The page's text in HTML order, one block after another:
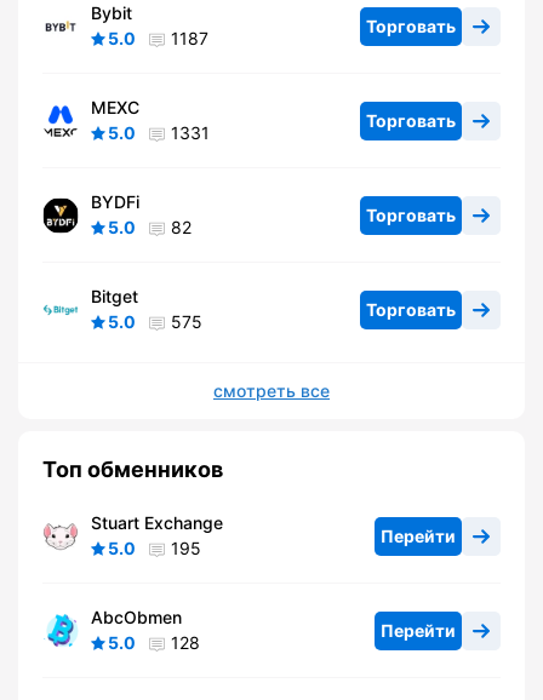
Bybit
5.0
1187
Торговать
MEXC
5.0
1331
Торговать
BYDFi
5.0
82
Торговать
Bitget
5.0
575
Торговать
смотреть все
Топ обменников
Stuart Exchange
5.0
195
Перейти
AbcObmen
5.0
128
Перейти